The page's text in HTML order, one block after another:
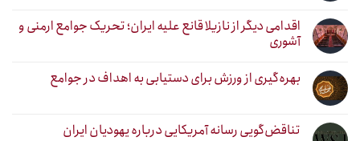
اقدامی دیگر از نازیلا قانع علیه ایران؛ تحریک جوامع ارمنی و
آشوری
بهره‌گیری از ورزش برای دستیابی به اهداف در جوامع
تناقض‌گویی رسانه آمریکایی درباره یهودیان ایران